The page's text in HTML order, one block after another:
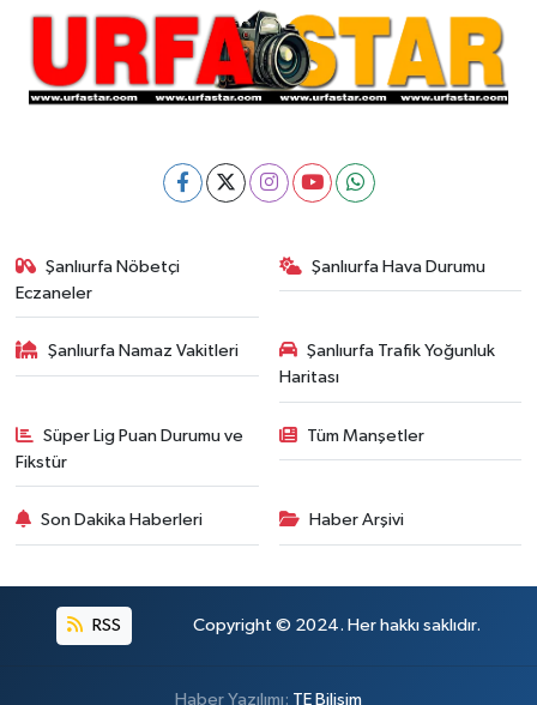
Şanlıurfa Nöbetçi
Eczaneler
Şanlıurfa Hava Durumu
Şanlıurfa Namaz Vakitleri
Şanlıurfa Trafik Yoğunluk
Haritası
Süper Lig Puan Durumu ve
Fikstür
Tüm Manşetler
Son Dakika Haberleri Haber Arşivi
RSS Copyright © 2024. Her hakkı saklıdır.
Haber Yazılımı: TE Bilişim